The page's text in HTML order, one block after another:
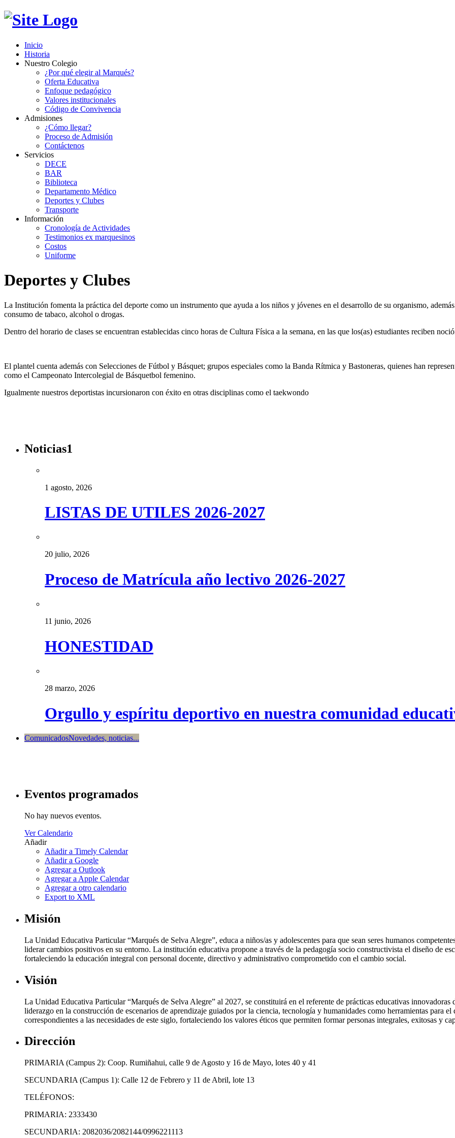
Inicio
Historia
Nuestro Colegio
¿Por qué elegir al Marqués?
Oferta Educativa
Enfoque pedagógico
Valores institucionales
Código de Convivencia
Admisiones
¿Cómo llegar?
Proceso de Admisión
Contáctenos
Servicios
DECE
BAR
Biblioteca
Departamento Médico
Deportes y Clubes
Transporte
Información
Cronología de Actividades
Testimonios ex marquesinos
Costos
Uniforme
Deportes y Clubes
La Institución fomenta la práctica del deporte como un instrumento que ayuda a los niños y jóvenes en el desarrollo de su organismo,
consumo de tabaco, alcohol o drogas.
Dentro del horario de clases se encuentran establecidas cinco horas de Cultura Física a la semana, en las que los(as) estudiantes reciben
El plantel cuenta además con Selecciones de Fútbol y Básquet; grupos especiales como la Banda Rítmica y Bastoneras, quienes han
como el Campeonato Intercolegial de Básquetbol femenino.
Igualmente nuestros deportistas incursionaron con éxito en otras disciplinas como el taekwondo
Noticias1
1 agosto, 2026
LISTAS DE UTILES 2026-2027
20 julio, 2026
Proceso de Matrícula año lectivo 2026-2027
11 junio, 2026
HONESTIDAD
28 marzo, 2026
Orgullo y espíritu deportivo en nuestra comunidad
ComunicadosNovedades, noticias...
Eventos programados
No hay nuevos eventos.
Ver Calendario
Añadir
Añadir a Timely Calendar
Añadir a Google
Agregar a Outlook
Agregar a Apple Calendar
Agregar a otro calendario
Export to XML
Misión
La Unidad Educativa Particular “Marqués de Selva Alegre”, educa a niños/as y adolescentes para que sean seres humanos
liderar cambios positivos en su entorno. La institución educativa propone a través de la pedagogía socio constructivista el diseño de
fortaleciendo la educación integral con personal docente, directivo y administrativo comprometido con el cambio social.
Visión
La Unidad Educativa Particular “Marqués de Selva Alegre” al 2027, se constituirá en el referente de prácticas educativas
liderazgo en la construcción de escenarios de aprendizaje guiados por la ciencia, tecnología y humanidades como herramientas para
correspondientes a las necesidades de este siglo, fortaleciendo los valores éticos que permiten formar personas integrales, exitosas y
Dirección
PRIMARIA (Campus 2): Coop. Rumiñahui, calle 9 de Agosto y 16 de Mayo, lotes 40 y 41
SECUNDARIA (Campus 1): Calle 12 de Febrero y 11 de Abril, lote 13
TELÉFONOS:
PRIMARIA: 2333430
SECUNDARIA: 2082036/2082144/0996221113